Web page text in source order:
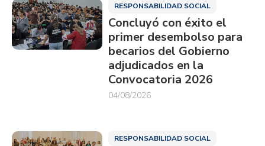
RESPONSABILIDAD SOCIAL
Concluyó con éxito el
primer desembolso para
becarios del Gobierno
adjudicados en la
Convocatoria 2026
04/08/2026
RESPONSABILIDAD SOCIAL